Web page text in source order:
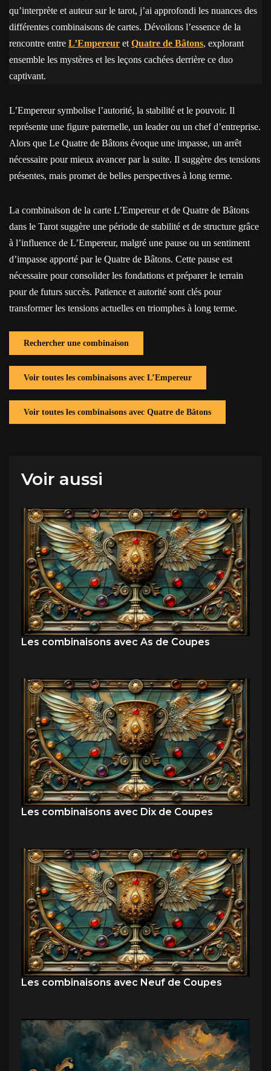
qu’interprète et auteur sur le tarot, j’ai approfondi les nuances des
différentes combinaisons de cartes. Dévoilons l’essence de la
rencontre entre L’Empereur et Quatre de Bâtons, explorant
ensemble les mystères et les leçons cachées derrière ce duo
captivant.
L’Empereur symbolise l’autorité, la stabilité et le pouvoir. Il
représente une figure paternelle, un leader ou un chef d’entreprise.
Alors que Le Quatre de Bâtons évoque une impasse, un arrêt
nécessaire pour mieux avancer par la suite. Il suggère des tensions
présentes, mais promet de belles perspectives à long terme.
La combinaison de la carte L’Empereur et de Quatre de Bâtons
dans le Tarot suggère une période de stabilité et de structure grâce
à l’influence de L’Empereur, malgré une pause ou un sentiment
d’impasse apporté par le Quatre de Bâtons. Cette pause est
nécessaire pour consolider les fondations et préparer le terrain
pour de futurs succès. Patience et autorité sont clés pour
transformer les tensions actuelles en triomphes à long terme.
Rechercher une combinaison
Voir toutes les combinaisons avec L’Empereur
Voir toutes les combinaisons avec Quatre de Bâtons
Voir aussi
Les combinaisons avec As de Coupes
Les combinaisons avec Dix de Coupes
Les combinaisons avec Neuf de Coupes